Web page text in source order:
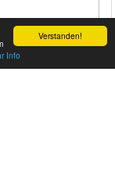
Verstanden!
Info